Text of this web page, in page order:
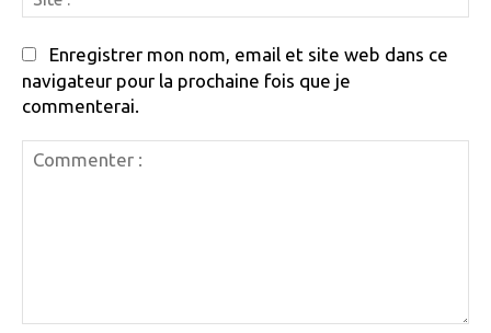
:
Enregistrer mon nom, email et site web dans ce
navigateur pour la prochaine fois que je
commenterai.